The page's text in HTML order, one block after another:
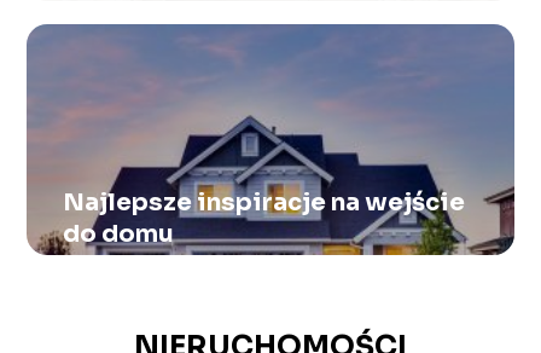
Najlepsze inspiracje na wejście
do domu